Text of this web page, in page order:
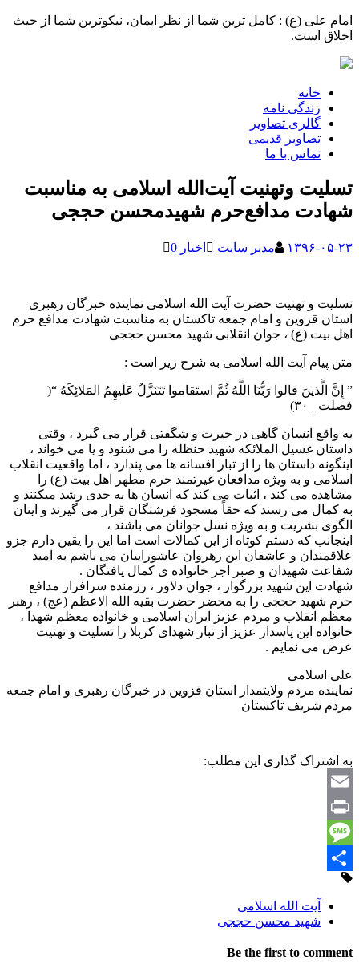
امام علی (ع) : کامل ترین شما از نظر ایمان، نیکوترین شما از حیث
اخلاق است.
خانه
زندگی نامه
گالری تصاویر
تصاویر قدیمی
تماس با ما
تسلیت وتهنیت آیت‌الله اسلامی به مناسبت
شهادت مدافع‌حرم شهیدمحسن حججی
۱۳۹۶-۰۵-۲۳ مدیر سایت اخبار 0
تسلیت و تهنیت حضرت آیت الله اسلامی نماینده خبرگان رهبری
استان قزوین و امام جمعه تاکستان به مناسبت شهادت مدافع حرم
اهل بیت (ع) ، جوان انقلابی شهید محسن حججی
متن پیام آیت الله اسلامی به شرح زیر است :
” إِنَّ الَّذینَ قالوا رَبُّنَا اللَّهُ ثُمَّ استَقاموا تَتَنَزَّلُ عَلَیهِمُ المَلائِکَهُ “(
فصلت_ ۳۰)
به واقع انسان گاهی در حیرت و شگفتی قرار می گیرد ، وقتی
داستان غسیل الملائکه شهید حنظله را می شنود و یا می خواند ،
اینگونه داستان ها را از تبار افسانه ها می پندارد ، اما واقعیت انقلاب
اسلامی و به ویژه مدافعان غیرتمند حرم مطهر اهل بیت (ع) را
مشاهده می کند ، اثبات می کند که انسان ها به حدی رشد میکنند و
به کمال می رسند که حقاً مسجود فرشتگان قرار می گیرند و اینان
الگوی بشریت و به ویژه نسل جوانان می باشند ،
اینجانب که دستم کوتاه از این کمالات است اما این را یقین دارم جزو
علاقمندان و عاشقان این رهروان عاشوراییان می باشم به امید
شفاعت شهیدان و صبر اجر خانواده ی کمال یافتگان .
شهادت این شهید بزرگوار ، جوان دلاور ، رزمنده سرافراز مدافع
حرم شهید حججی را به محضر حضرت بقیه الله الاعظم (عج) ، رهبر
معظم انقلاب و مردم عزیز ایران اسلامی و خانواده معظم شهدا ،
خانواده این پاسدار عزیز از تبار شهدای کربلا را تسلیت و تهنیت
عرض می نمایم .
علی اسلامی
نماینده مردم ولایتمدار استان قزوین در خبرگان رهبری و امام جمعه
مردم شریف تاکستان
به اشتراک گذاری این مطلب:
Email
Print
Message
Share
آیت الله اسلامی
شهید محسن حججی
Be the first to comment